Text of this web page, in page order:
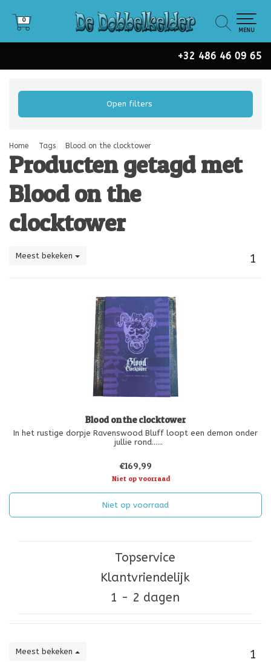
+32 486 46 09 65
0
0
MENU
Open filters
Home Tags Blood on the clocktower
Producten getagd met
Blood on the
clocktower
Meest bekeken 1
Blood on the clocktower
In het rustige dorpje Ravenswood Bluff loopt een demon onder
jullie rond...
tegengestelde teams van Goed en Kwaad van kunnen genieten en
onder toezicht staat van een Storyteller-speler di
€169,99
Niet op voorraad
Niet op voorraad
Topservice
Klantvriendelijk
1 - 2 dagen
Meest bekeken 1